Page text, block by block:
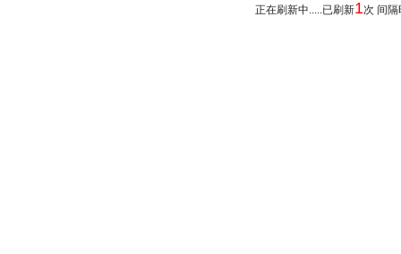
正在刷新中.....已刷新1次 间